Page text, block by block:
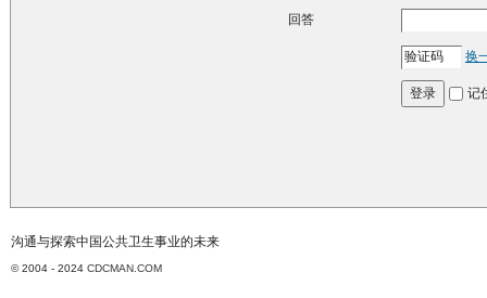
回答
换
登录 记
沟通与探索中国公共卫生事业的未来
© 2004 - 2024 CDCMAN.COM